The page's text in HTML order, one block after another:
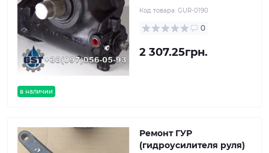
в наличии
Код товара: GUR-0190
0
2 307.25грн.
Ремонт ГУР
(гидроусилителя руля)